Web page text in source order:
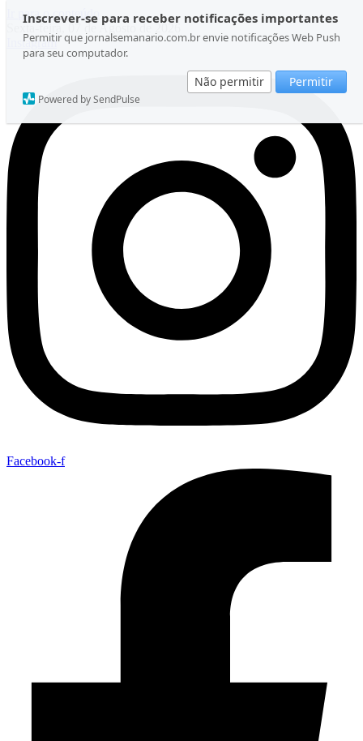
Inscrever-se para receber notificações importantes
Permitir que jornalsemanario.com.br envie notificações Web Push
para seu computador.
Não permitir Permitir
Powered by SendPulse
Ir para o conteúdo
Sexta-feira, 07 de Agosto de 2026
Instagram
Facebook-f